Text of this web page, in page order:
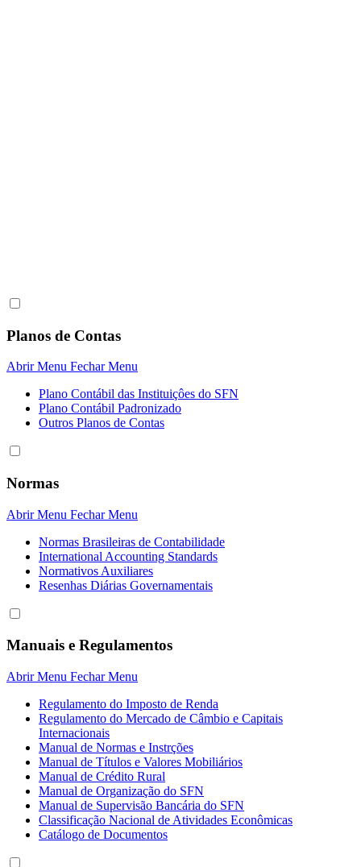
Planos de Contas
Abrir Menu Fechar Menu
Plano Contábil das Instituiçôes do SFN
Plano Contábil Padronizado
Outros Planos de Contas
Normas
Abrir Menu Fechar Menu
Normas Brasileiras de Contabilidade
International Accounting Standards
Normativos Auxiliares
Resenhas Diárias Governamentais
Manuais e Regulamentos
Abrir Menu Fechar Menu
Regulamento do Imposto de Renda
Regulamento do Mercado de Câmbio e Capitais
Internacionais
Manual de Normas e Instrções
Manual de Títulos e Valores Mobiliários
Manual de Crédito Rural
Manual de Organização do SFN
Manual de Supervisão Bancária do SFN
Classificação Nacional de Atividades Econômicas
Catálogo de Documentos